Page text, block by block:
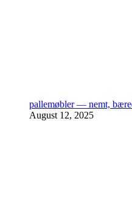
pallemøbler — nemt,
August 12, 2025